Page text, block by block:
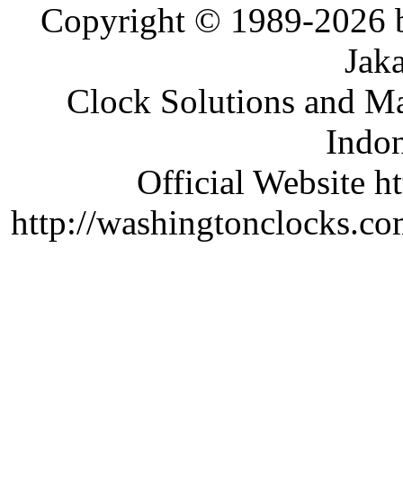
Copyright © 1989-2026
Clock Solutions and
Official Website
http://